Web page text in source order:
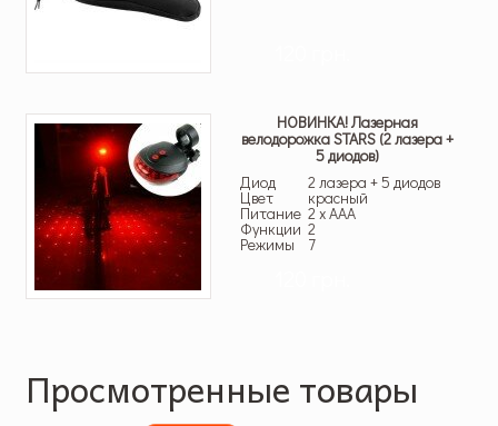
НОВИНКА! Лазерная
велодорожка STARS (2 лазера +
5 диодов)
Диод
2 лазера + 5 диодов
Цвет красный
Питание 2 x AAA
Функции 2
Режимы 7
Просмотренные товары